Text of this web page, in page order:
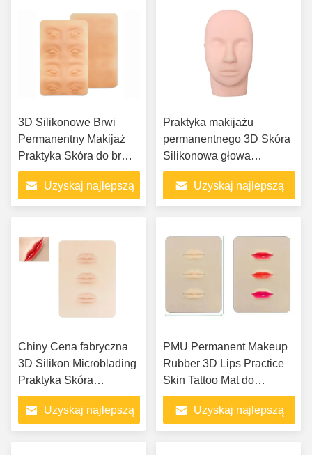
3D Silikonowe Brwi
Permanentny Makijaż
Praktyka Skóra do brwi i
rzęs
Uzyskaj najlepszą
Praktyka makijażu
permanentnego 3D Skóra
Silikonowa głowa
manekina Eyeliner Brwi
Usta Makijaż permanentny
Uzyskaj najlepszą
Chiny Cena fabryczna
3D Silikon Microblading
Praktyka Skóra
Akcesoria do makijażu
permanentnego Pusty
tatuaż Lip Prastic Skin
Uzyskaj najlepszą
PMU Permanent Makeup
Rubber 3D Lips Practice
Skin Tattoo Mat do
ćwiczenia idealnej brwi
Uzyskaj najlepszą